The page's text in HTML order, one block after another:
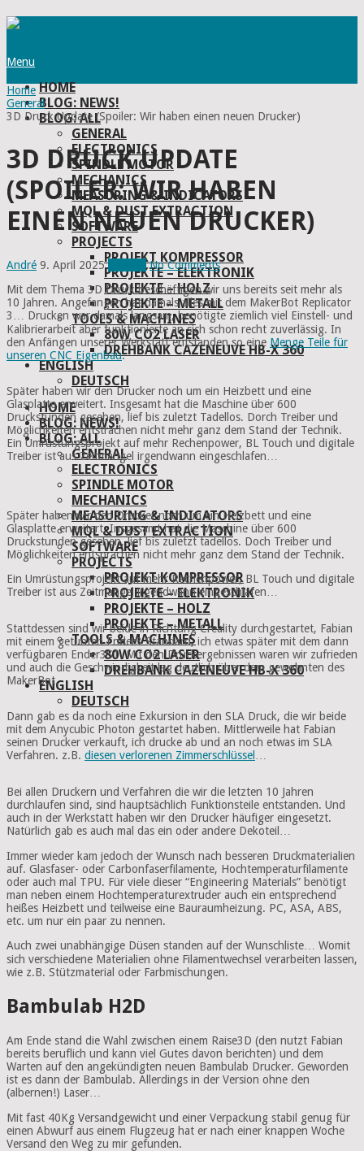
Menu
HOME
BLOG: NEWS!
BLOG: ALL
GENERAL
ELECTRONICS
SPINDLE MOTOR
MECHANICS
MEASURING & INDICATORS
MQL & DUST EXTRACTION
SOFTWARE
PROJECTS
PROJEKT KOMPRESSOR
PROJEKTE – ELEKTRONIK
PROJEKTE – HOLZ
PROJEKTE – METALL
TOOLS & MACHINES
80W CO2 LASER
DREHBANK CAZENEUVE HB-X 360
ENGLISH
DEUTSCH
HOME
BLOG: NEWS!
BLOG: ALL
GENERAL
ELECTRONICS
SPINDLE MOTOR
MECHANICS
MEASURING & INDICATORS
MQL & DUST EXTRACTION
SOFTWARE
PROJECTS
PROJEKT KOMPRESSOR
PROJEKTE – ELEKTRONIK
PROJEKTE – HOLZ
PROJEKTE – METALL
TOOLS & MACHINES
80W CO2 LASER
DREHBANK CAZENEUVE HB-X 360
ENGLISH
DEUTSCH
Home
General
3D Druck Update (Spoiler: Wir haben einen neuen Drucker)
3D DRUCK UPDATE
(SPOILER: WIR HABEN
EINEN NEUEN DRUCKER)
André 9. April 2025
No Comments
Mit dem Thema 3D Druck beschäftigen wir uns bereits seit mehr als
10 Jahren. Angefangen hat damals alles mit dem MakerBot Replicator
3… Drucken war damals langsam, benötigte ziemlich viel Einstell- und
Kalibrierarbeit aber funktionierte an sich schon recht zuverlässig. In
den Anfängen unserer Werkstatt entstanden so eine Menge Teile für
unseren CNC Eigenbau.
Später haben wir den Drucker noch um ein Heizbett und eine
Glasplatte erweitert. Insgesamt hat die Maschine über 600
Druckstunden gesehen, lief bis zuletzt Tadellos. Dorch Treiber und
Möglichkeiten entstrachen nicht mehr ganz dem Stand der Technik.
Ein Umrüstungsprojekt auf mehr Rechenpower, BL Touch und digitale
Treiber ist aus Zeitmangel irgendwann eingeschlafen…
Später haben wir den Drucker noch um ein Heizbett und eine
Glasplatte erweitert. Insgesamt hat die Maschine über 600
Druckstunden gesehen, lief bis zuletzt tadellos. Doch Treiber und
Möglichkeiten entsprachen nicht mehr ganz dem Stand der Technik.
Ein Umrüstungsprojekt auf mehr Rechenpower, BL Touch und digitale
Treiber ist aus Zeitmangel irgendwann eingeschlafen…
Stattdessen sind wir beide in Richtung Creality durchgestartet, Fabian
mit einem getunten Ender3 Standard, ich etwas später mit dem dann
verfügbaren Ender3S1. Mit den Druckergebnissen waren wir zufrieden
und auch die Geschwindigkeit lag deutlich über dem gewohnten des
MakerBot.
Dann gab es da noch eine Exkursion in den SLA Druck, die wir beide
mit dem Anycubic Photon gestartet haben. Mittlerweile hat Fabian
seinen Drucker verkauft, ich drucke ab und an noch etwas im SLA
Verfahren. z.B. diesen verlorenen Zimmerschlüssel
Bei allen Druckern und Verfahren die wir die letzten 10 Jahren
durchlaufen sind, sind hauptsächlich Funktionsteile entstanden. Und
auch in der Werkstatt haben wir den Drucker häufiger eingesetzt.
Natürlich gab es auch mal das ein oder andere Dekoteil…
Immer wieder kam jedoch der Wunsch nach besseren Druckmaterialien
auf. Glasfaser- oder Carbonfaserfilamente, Hochtemperaturfilamente
oder auch mal TPU. Für viele dieser “Engineering Materials” benötigt
man neben einem Hochtemperaturextruder auch ein entsprechend
heißes Heizbett und teilweise eine Bauraumheizung. PC, ASA, ABS,
etc. um nur ein paar zu nennen.
Auch zwei unabhängige Düsen standen auf der Wunschliste… Womit
sich verschiedene Materialien ohne Filamentwechsel verarbeiten lassen,
wie z.B. Stützmaterial oder Farbmischungen.
Bambulab H2D
Am Ende stand die Wahl zwischen einem Raise3D (den nutzt Fabian
bereits beruflich und kann viel Gutes davon berichten) und dem
Warten auf den angekündigten neuen Bambulab Drucker. Geworden
ist es dann der Bambulab. Allerdings in der Version ohne den
(albernen!) Laser…
Mit fast 40Kg Versandgewicht und einer Verpackung stabil genug für
einen Abwurf aus einem Flugzeug hat er nach einer knappen Woche
Versand den Weg zu mir gefunden.